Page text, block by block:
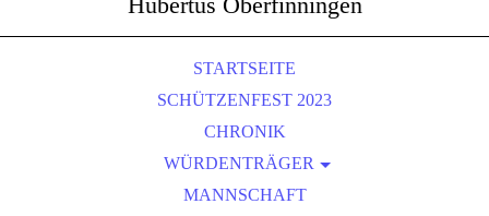
STARTSEITE
SCHÜTZENFEST 2023
CHRONIK
WÜRDENTRÄGER
SCHÜTZENKÖNIGE
MANNSCHAFT